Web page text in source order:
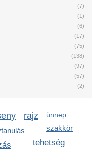
(7)
(1)
(6)
(17)
(75)
(138)
(97)
(57)
(2)
rajz ünnep
szakkör
tehetség